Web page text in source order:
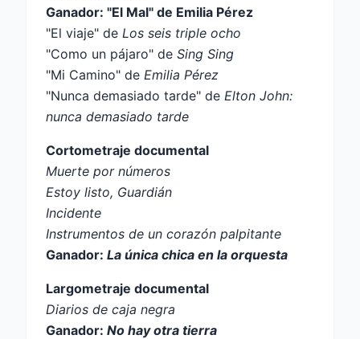
Ganador: "El Mal" de Emilia Pérez
"El viaje" de Los seis triple ocho
"Como un pájaro" de Sing Sing
"Mi Camino" de Emilia Pérez
"Nunca demasiado tarde" de Elton John:
nunca demasiado tarde
Cortometraje documental
Muerte por números
Estoy listo, Guardián
Incidente
Instrumentos de un corazón palpitante
Ganador: La única chica en la orquesta
Largometraje documental
Diarios de caja negra
Ganador: No hay otra tierra